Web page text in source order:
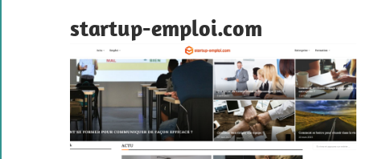
startup-emploi.com